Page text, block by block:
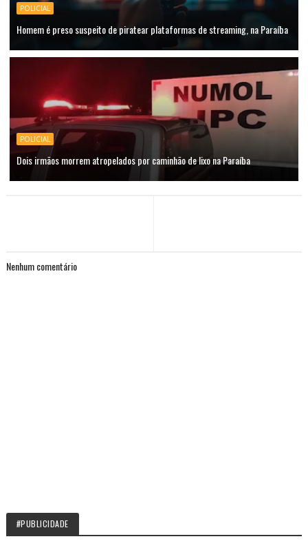
POLICIAL
Homem é preso suspeito de piratear plataformas de streaming, na Paraíba
POLICIAL
Dois irmãos morrem atropelados por caminhão de lixo na Paraíba
Nenhum comentário
#PUBLICIDADE